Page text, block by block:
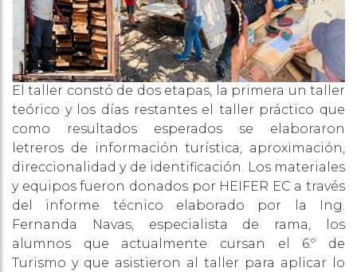
El taller constó de dos etapas, la primera un taller
teórico y los días restantes el taller práctico que
como resultados esperados se elaboraron
letreros de información turística, aproximación,
direccionalidad y de identificación. Los materiales
y equipos fueron donados por HEIFER EC a través
del informe técnico elaborado por la Ing.
Fernanda Navas, especialista de rama, los
alumnos que actualmente cursan el 6.º de
Turismo y que asistieron al taller para aplicar lo